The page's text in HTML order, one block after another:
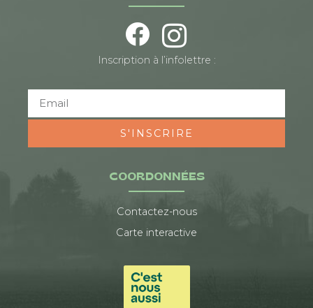
COORDONNÉES
Contactez-nous
Carte interactive
Inscription à l’infolettre :
S'INSCRIRE